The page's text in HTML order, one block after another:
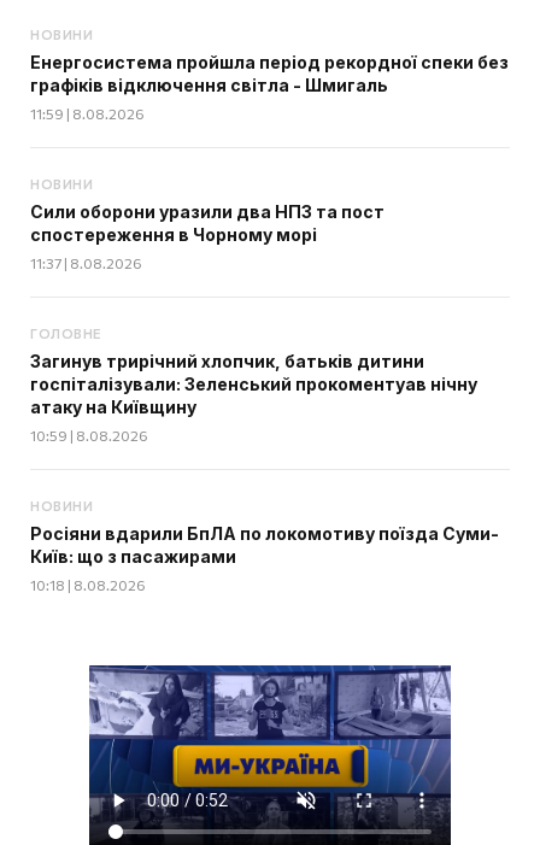
НОВИНИ
Енергосистема пройшла період рекордної спеки без
графіків відключення світла - Шмигаль
11:59 | 8.08.2026
НОВИНИ
Сили оборони уразили два НПЗ та пост
спостереження в Чорному морі
11:37 | 8.08.2026
ГОЛОВНЕ
Загинув трирічний хлопчик, батьків дитини
госпіталізували: Зеленський прокоментуав нічну
атаку на Київщину
10:59 | 8.08.2026
НОВИНИ
Росіяни вдарили БпЛА по локомотиву поїзда Суми-
Київ: що з пасажирами
10:18 | 8.08.2026